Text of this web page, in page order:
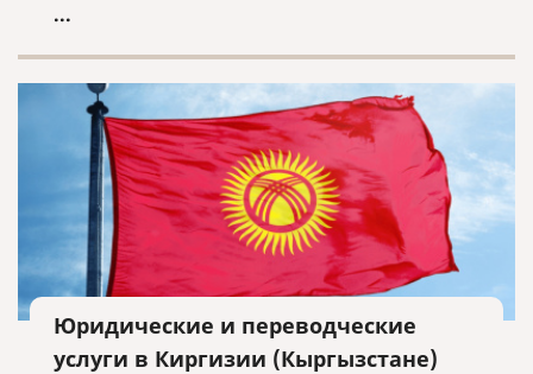
скрывающихся за границей. Как правило, они
...
Юридические и переводческие
услуги в Киргизии (Кыргызстане)